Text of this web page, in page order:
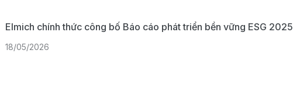
Elmich chính thức công bố Báo cáo phát triển bền vững ESG 2025
18/05/2026